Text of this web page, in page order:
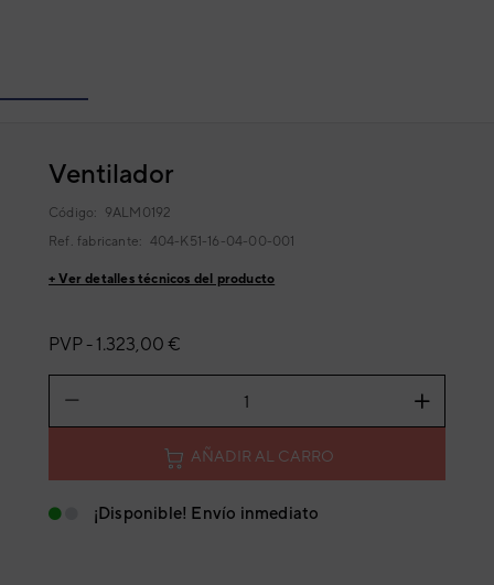
Ventilador
Código: 9ALM0192
Ref. fabricante: 404-K51-16-04-00-001
+ Ver detalles técnicos del producto
PVP - 1.323,00 €
AÑADIR AL CARRO
¡Disponible! Envío inmediato